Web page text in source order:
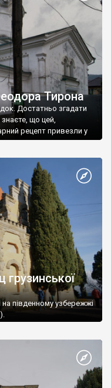
Тирона
Достатньо згадати
що цей,
рецепт привезли у
південному узбережжі